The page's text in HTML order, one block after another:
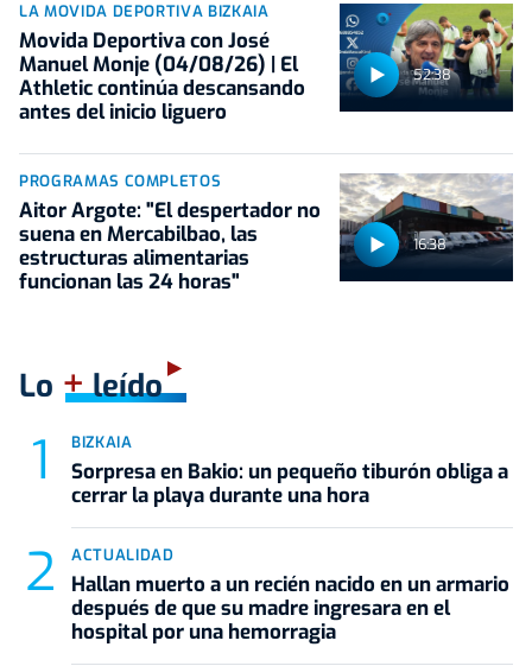
52:38
LA MOVIDA DEPORTIVA BIZKAIA
Movida Deportiva con José
Manuel Monje (04/08/26) | El
Athletic continúa descansando
antes del inicio liguero
16:38
PROGRAMAS COMPLETOS
Aitor Argote: "El despertador no
suena en Mercabilbao, las
estructuras alimentarias
funcionan las 24 horas"
Lo +leído
BIZKAIA
Sorpresa en Bakio: un pequeño tiburón obliga a
cerrar la playa durante una hora
ACTUALIDAD
Hallan muerto a un recién nacido en un armario
después de que su madre ingresara en el
hospital por una hemorragia